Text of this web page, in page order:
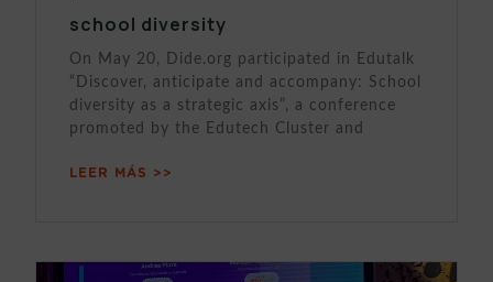
school diversity
On May 20, Dide.org participated in Edutalk
“Discover, anticipate and accompany: School
diversity as a strategic axis”, a conference
promoted by the Edutech Cluster and
LEER MÁS >>